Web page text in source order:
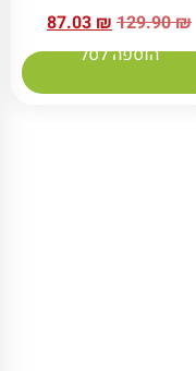
129.90₪
87.03 ₪
הוספה לסל